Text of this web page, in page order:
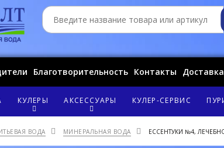
Благотворительность Контакты Доставка
КУЛЕРЫ АКСЕССУАРЫ КУЛЕР-СЕРВИС
ВОДА МИНЕРАЛЬНАЯ ВОДА ЕССЕНТУКИ №4,